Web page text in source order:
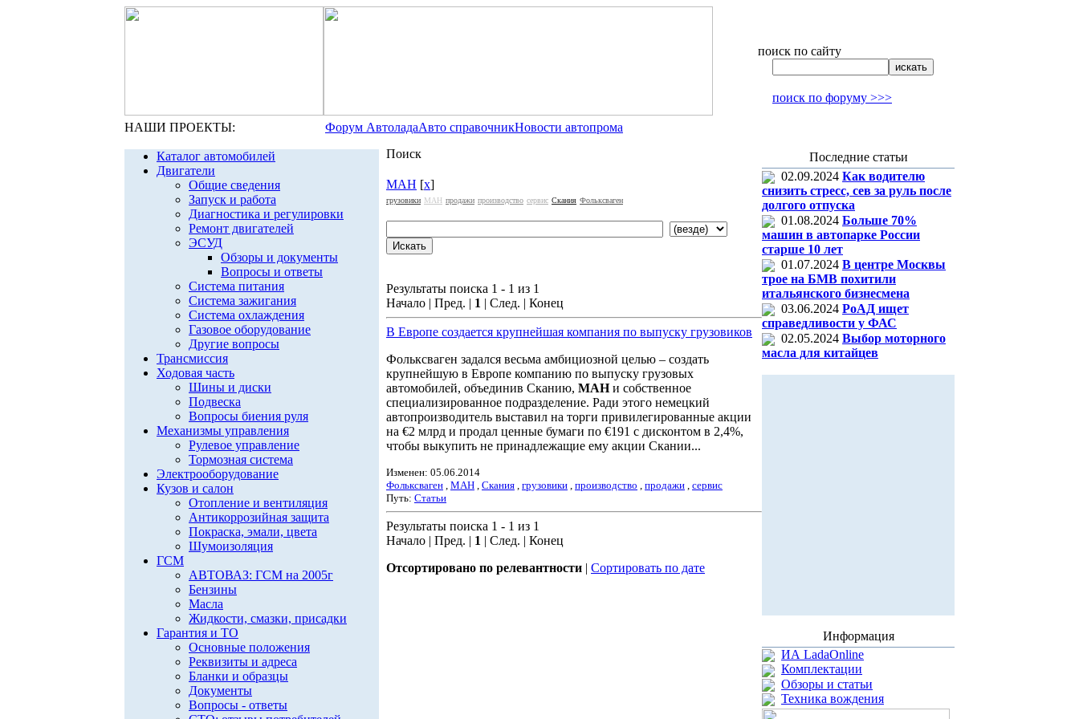
поиск по сайту
поиск по форуму >>>
НАШИ ПРОЕКТЫ: Форум АвтоладаАвто справочникНовости автопрома
Каталог автомобилей
Двигатели
Общие сведения
Запуск и работа
Диагностика и регулировки
Ремонт двигателей
ЭСУД
Обзоры и документы
Вопросы и ответы
Система питания
Система зажигания
Система охлаждения
Газовое оборудование
Другие вопросы
Трансмиссия
Ходовая часть
Шины и диски
Подвеска
Вопросы биения руля
Механизмы управления
Рулевое управление
Тормозная система
Электрооборудование
Кузов и салон
Отопление и вентиляция
Антикоррозийная защита
Покраска, эмали, цвета
Шумоизоляция
ГСМ
АВТОВАЗ: ГСМ на 2005г
Бензины
Масла
Жидкости, смазки, присадки
Гарантия и ТО
Основные положения
Реквизиты и адреса
Бланки и образцы
Документы
Вопросы - ответы
Поиск
МАН [x]
грузовики МАН продажи производство сервис Скания Фольксваген
Результаты поиска 1 - 1 из 1
Начало | Пред. | 1 | След. | Конец
В Европе создается крупнейшая компания по выпуску грузовиков
Фольксваген задался весьма амбициозной целью – создать
крупнейшую в Европе компанию по выпуску грузовых
автомобилей, объединив Сканию, МАНи собственное
специализированное подразделение. Ради этого немецкий
автопроизводитель выставил на торги привилегированные акции
на €2 млрд и продал ценные бумаги по €191 с дисконтом в 2,4%,
чтобы выкупить не принадлежащие ему акции Скании...
Изменен: 05.06.2014
Фольксваген , МАН , Скания , грузовики , производство , продажи , сервис
Путь: Статьи
Результаты поиска 1 - 1 из 1
Начало | Пред. | 1 | След. | Конец
Отсортировано по релевантности | Сортировать по дате
Последние статьи
02.09.2024 Как водителю
снизить стресс, сев за руль после
долгого отпуска
01.08.2024 Больше 70%
машин в автопарке России
старше 10 лет
01.07.2024 В центре Москвы
трое на БМВ похитили
итальянского бизнесмена
03.06.2024 РоАД ищет
справедливости у ФАС
02.05.2024 Выбор моторного
масла для китайцев
Информация
ИА LadaOnline
Комплектации
Обзоры и статьи
Техника вождения